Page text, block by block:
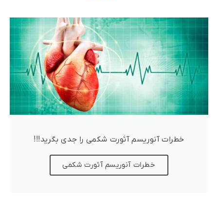
خطرات آنوریسم آئورت شکمی را جدی بگرید!!!
خطرات آنوریسم آئورت شکمی